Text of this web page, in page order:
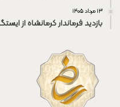
۱۳ مرداد ۱۴۰۵
بازدید فرماندار کرمانشاه از